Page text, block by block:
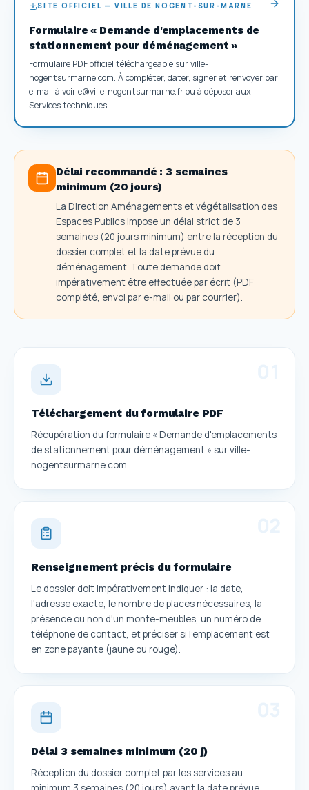
SITE OFFICIEL — VILLE DE NOGENT-SUR-MARNE
Formulaire « Demande d'emplacements de
stationnement pour déménagement »
Formulaire PDF officiel téléchargeable sur ville-
nogentsurmarne.com. À compléter, dater, signer et renvoyer par
e-mail à voirie@ville-nogentsurmarne.fr ou à déposer aux
Services techniques.
Délai recommandé :3 semaines
minimum (20 jours)
La Direction Aménagements et végétalisation des
Espaces Publics impose un délai strict de 3
semaines (20 jours minimum) entre la réception du
dossier complet et la date prévue du
déménagement. Toute demande doit
impérativement être effectuée par écrit (PDF
complété, envoi par e-mail ou par courrier).
Téléchargement du formulaire PDF
Récupération du formulaire « Demande d'emplacements
de stationnement pour déménagement » sur ville-
nogentsurmarne.com.
Renseignement précis du formulaire
Le dossier doit impérativement indiquer : la date,
l'adresse exacte, le nombre de places nécessaires, la
présence ou non d'un monte-meubles, un numéro de
téléphone de contact, et préciser si l'emplacement est
en zone payante (jaune ou rouge).
Délai 3 semaines minimum (20 j)
Réception du dossier complet par les services au